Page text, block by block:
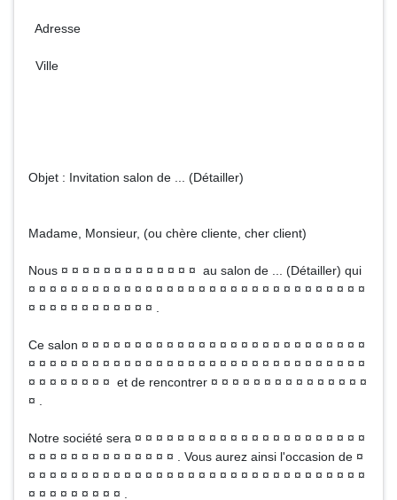
Adresse
Ville
Objet : Invitation salon de ... (Détailler)
Madame, Monsieur, (ou chère cliente, cher client)
Nous ¤ ¤ ¤ ¤ ¤ ¤ ¤ ¤ ¤ ¤ ¤ ¤ ¤ au salon de ... (Détailler) qui
¤ ¤ ¤ ¤ ¤ ¤ ¤ ¤ ¤ ¤ ¤ ¤ ¤ ¤ ¤ ¤ ¤ ¤ ¤ ¤ ¤ ¤ ¤ ¤ ¤ ¤ ¤ ¤ ¤ ¤ ¤ ¤
¤ ¤ ¤ ¤ ¤ ¤ ¤ ¤ ¤ ¤ ¤ ¤ .
Ce salon ¤ ¤ ¤ ¤ ¤ ¤ ¤ ¤ ¤ ¤ ¤ ¤ ¤ ¤ ¤ ¤ ¤ ¤ ¤ ¤ ¤ ¤ ¤ ¤ ¤ ¤ ¤
¤ ¤ ¤ ¤ ¤ ¤ ¤ ¤ ¤ ¤ ¤ ¤ ¤ ¤ ¤ ¤ ¤ ¤ ¤ ¤ ¤ ¤ ¤ ¤ ¤ ¤ ¤ ¤ ¤ ¤ ¤ ¤
¤ ¤ ¤ ¤ ¤ ¤ ¤ ¤ et de rencontrer ¤ ¤ ¤ ¤ ¤ ¤ ¤ ¤ ¤ ¤ ¤ ¤ ¤ ¤ ¤
¤ .
Notre société sera ¤ ¤ ¤ ¤ ¤ ¤ ¤ ¤ ¤ ¤ ¤ ¤ ¤ ¤ ¤ ¤ ¤ ¤ ¤ ¤ ¤ ¤
¤ ¤ ¤ ¤ ¤ ¤ ¤ ¤ ¤ ¤ ¤ ¤ ¤ ¤ . Vous aurez ainsi l'occasion de ¤
¤ ¤ ¤ ¤ ¤ ¤ ¤ ¤ ¤ ¤ ¤ ¤ ¤ ¤ ¤ ¤ ¤ ¤ ¤ ¤ ¤ ¤ ¤ ¤ ¤ ¤ ¤ ¤ ¤ ¤ ¤ ¤
¤ ¤ ¤ ¤ ¤ ¤ ¤ ¤ ¤ .